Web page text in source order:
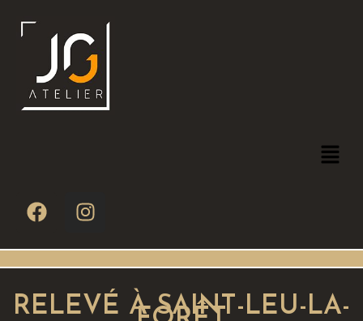
RELEVÉ À SAINT-LEU-LA-